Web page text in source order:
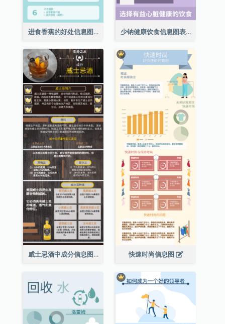
进食香蕉的好处信息图表 少钠健康饮食信息图表
威士忌酒中成分信息图表 快速时尚信息图